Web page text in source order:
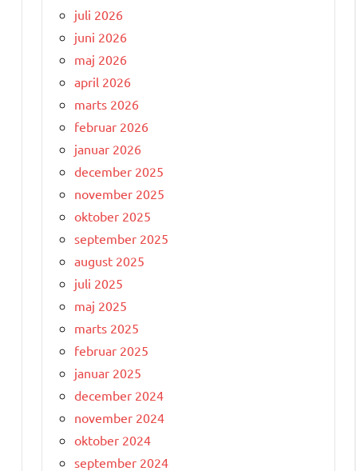
juli 2026
juni 2026
maj 2026
april 2026
marts 2026
februar 2026
januar 2026
december 2025
november 2025
oktober 2025
september 2025
august 2025
juli 2025
maj 2025
marts 2025
februar 2025
januar 2025
december 2024
november 2024
oktober 2024
september 2024